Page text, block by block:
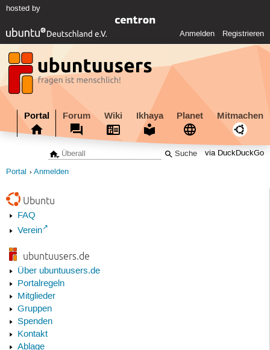
hosted by
Anmelden Registrieren
Portal Forum Wiki Ikhaya Planet Mitmachen
via DuckDuckGo
Portal Anmelden
Ubuntu
FAQ
Verein
ubuntuusers.de
Über ubuntuusers.de
Portalregeln
Mitglieder
Gruppen
Spenden
Kontakt
Ablage